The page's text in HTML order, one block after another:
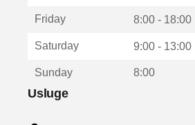
Friday 8:00 - 18:00
Saturday 9:00 - 13:00
Sunday 8:00
Usluge